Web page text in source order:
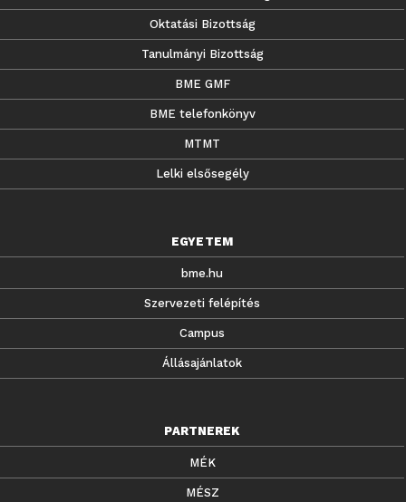
Oktatási Bizottság
Tanulmányi Bizottság
BME GMF
BME telefonkönyv
MTMT
Lelki elsősegély
EGYETEM
bme.hu
Szervezeti felépítés
Campus
Állásajánlatok
PARTNEREK
MÉK
MÉSZ